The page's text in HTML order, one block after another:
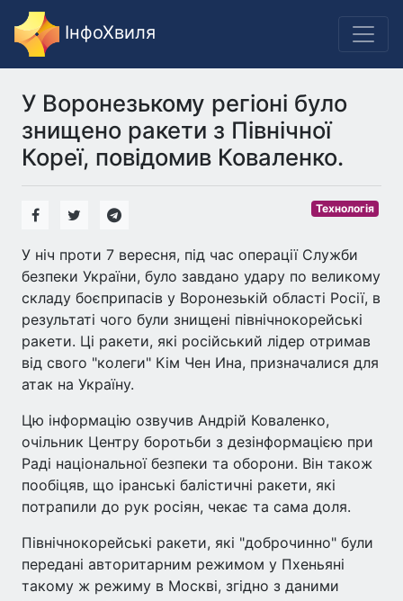
ІнфоХвиля
У Воронезькому регіоні було
знищено ракети з Північної
Кореї, повідомив Коваленко.
Технологія
У ніч проти 7 вересня, під час операції Служби
безпеки України, було завдано удару по великому
складу боєприпасів у Воронезькій області Росії, в
результаті чого були знищені північнокорейські
ракети. Ці ракети, які російський лідер отримав
від свого "колеги" Кім Чен Ина, призначалися для
атак на Україну.
Цю інформацію озвучив Андрій Коваленко,
очільник Центру боротьби з дезінформацією при
Раді національної безпеки та оборони. Він також
пообіцяв, що іранські балістичні ракети, які
потрапили до рук росіян, чекає та сама доля.
Північнокорейські ракети, які "доброчинно" були
передані авторитарним режимом у Пхеньяні
такому ж режиму в Москві, згідно з даними